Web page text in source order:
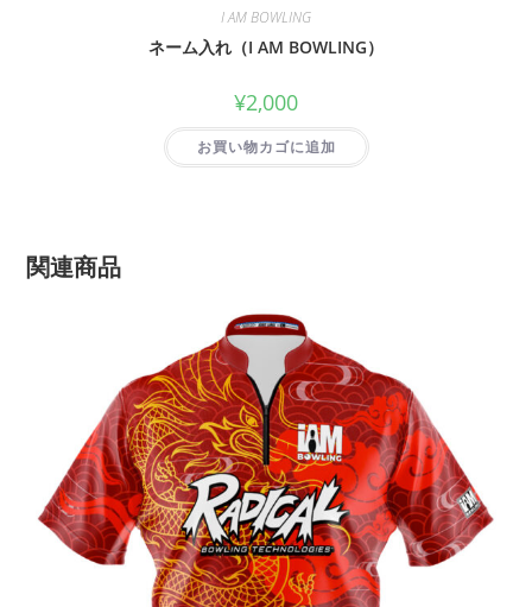
I AM BOWLING
ネーム入れ（I AM BOWLING）
¥2,000
お買い物カゴに追加
関連商品